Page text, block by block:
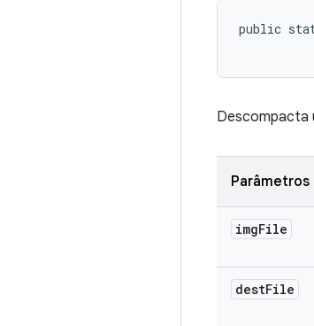
public
Descompacta
Parâmetros
imgFile
destFile